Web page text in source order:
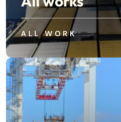
ALL WORK